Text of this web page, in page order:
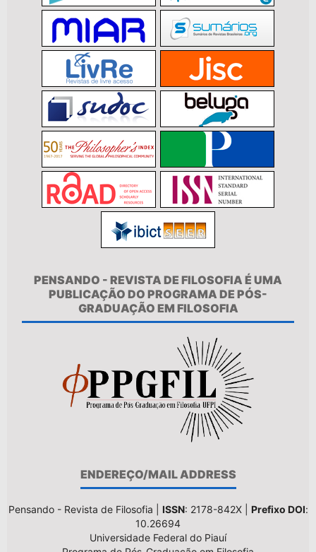
PENSANDO - REVISTA DE FILOSOFIA É UMA
PUBLICAÇÃO DO PROGRAMA DE PÓS-
GRADUAÇÃO EM FILOSOFIA
ENDEREÇO/MAIL ADDRESS
Pensando - Revista de Filosofia | ISSN: 2178-842X | Prefixo DOI:
10.26694
Universidade Federal do Piauí